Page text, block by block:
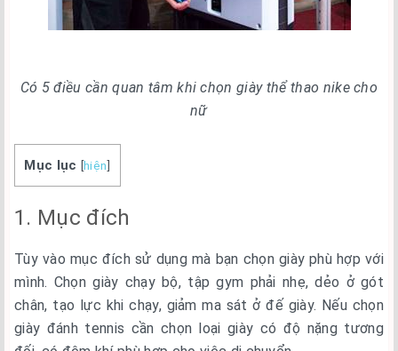
Có 5 điều cần quan tâm khi chọn giày thể thao nike cho
nữ
Mục lục [hiện]
1. Mục đích
Tùy vào mục đích sử dụng mà bạn chọn giày phù hợp với
mình. Chọn giày chạy bộ, tập gym phải nhẹ, dẻo ở gót
chân, tạo lực khi chạy, giảm ma sát ở đế giày. Nếu chọn
giày đánh tennis cần chọn loại giày có độ nặng tương